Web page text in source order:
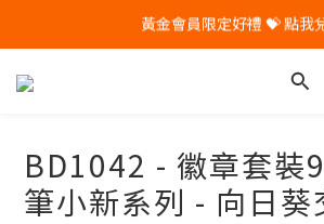
🎁 Pintoo送您專屬生日禮
🎁 Pintoo送您專屬生日禮
黃金會員限定好禮 💝 點我
BD1042 - 徽章套裝
筆小新系列 - 向日葵